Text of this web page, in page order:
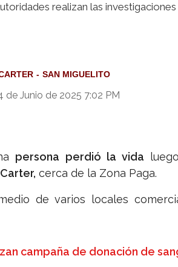
realizan las
SAN MIGUELITO
de Junio de 2025 7:02 PM
persona perdió la vida
cerca de la Zona Paga.
de varios locales
campaña de donación de